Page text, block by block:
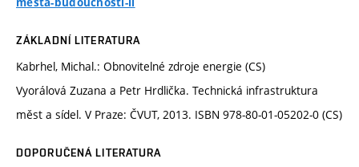
ZÁKLADNÍ LITERATURA
Kabrhel, Michal.: Obnovitelné zdroje energie (CS)
Vyorálová Zuzana a Petr Hrdlička. Technická infrastruktura
měst a sídel. V Praze: ČVUT, 2013. ISBN 978-80-01-05202-0 (CS)
DOPORUČENÁ LITERATURA